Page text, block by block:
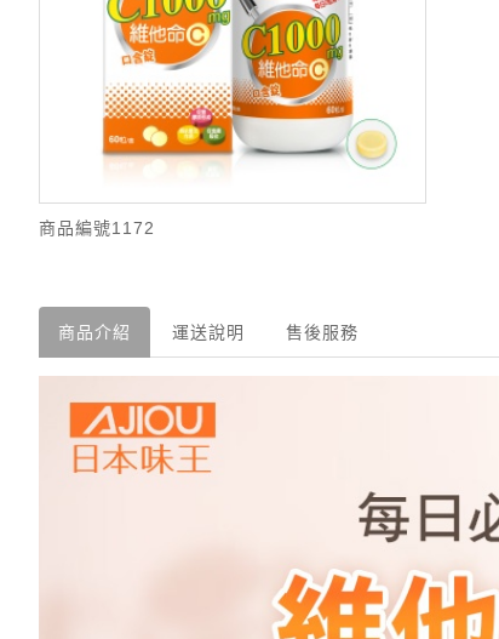
商品編號1172
商品介紹 運送說明 售後服務